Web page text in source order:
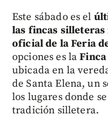
Este sábado es el
las fincas
oficial de la Feria
opciones es la
ubicada en la
de Santa Elena, un
los lugares donde
tradición silletera.